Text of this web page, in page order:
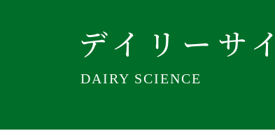
デイリーサ